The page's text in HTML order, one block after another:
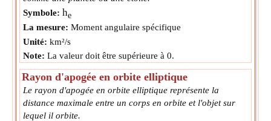
Symbole: he
La mesure: Moment angulaire spécifique
Unité: km²/s
Note: La valeur doit être supérieure à 0.
Rayon d'apogée en orbite elliptique
Le rayon d'apogée en orbite elliptique représente la
distance maximale entre un corps en orbite et l'objet sur
lequel il orbite.